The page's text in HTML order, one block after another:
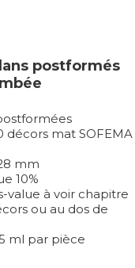
postformés
décors mat SOFEMA
mm
10%
value à voir chapitre
ou au dos de
ml par pièce